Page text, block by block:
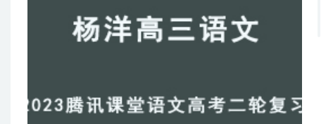
2023-03-11
有道2025李
3DMAX素材